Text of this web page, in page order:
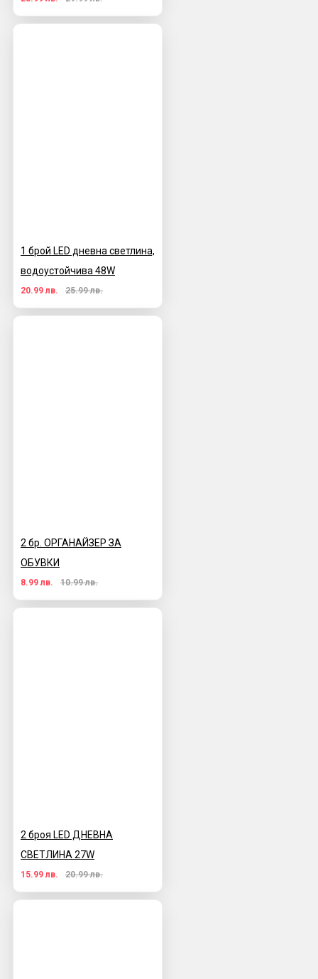
1 брой LED дневна светлина,
водоустойчива 48W
20.99 лв. 25.99 лв.
2 бр. ОРГАНАЙЗЕР ЗА
ОБУВКИ
8.99 лв. 10.99 лв.
2 броя LED ДНЕВНА
СВЕТЛИНА 27W
15.99 лв. 20.99 лв.